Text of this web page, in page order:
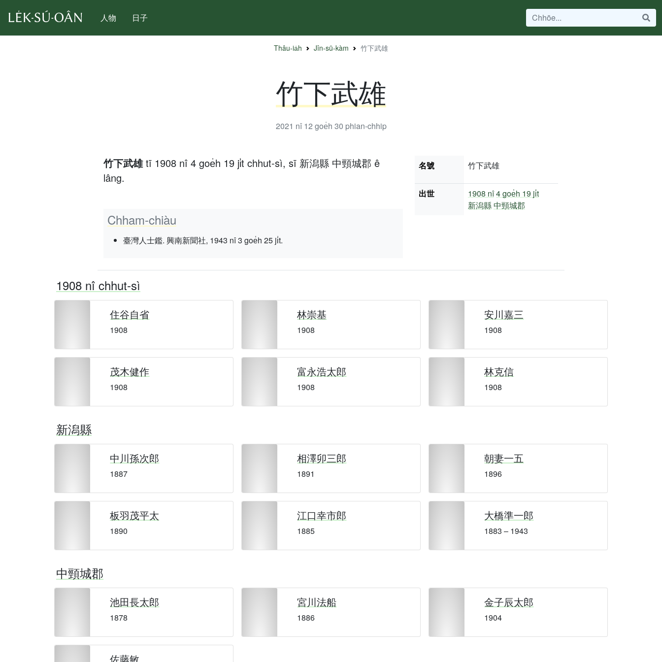
人物 日子
Thâu-ia̍h Jîn-sū-kàm 竹下武雄
竹下武雄
2021 nî 12 goe̍h 30 phian-chhip
竹下武雄tī 1908 nî 4 goe̍h 19 ji̍t chhut-sì, sī 新潟縣 中頸城郡 ê
lâng.
Chham-chiàu
臺灣人士鑑. 興南新聞社, 1943 nî 3 goe̍h 25 ji̍t.
名號 竹下武雄
出世 1908 nî4 goe̍h 19 ji̍t
新潟縣中頸城郡
1908 nî chhut-sì
住谷自省
1908
林崇基
1908
安川嘉三
1908
茂木健作
1908
富永浩太郎
1908
林克信
1908
新潟縣
中川孫次郎
1887
相澤卯三郎
1891
朝妻一五
1896
板羽茂平太
1890
江口幸市郎
1885
大橋準一郎
1883 – 1943
中頸城郡
池田長太郎
1878
宮川法船
1886
金子辰太郎
1904
佐藤敏